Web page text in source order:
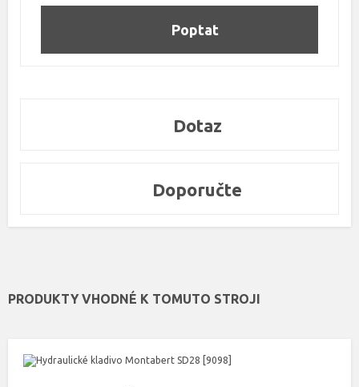
Poptat
Dotaz
Doporučte
PRODUKTY VHODNÉ K TOMUTO STROJI